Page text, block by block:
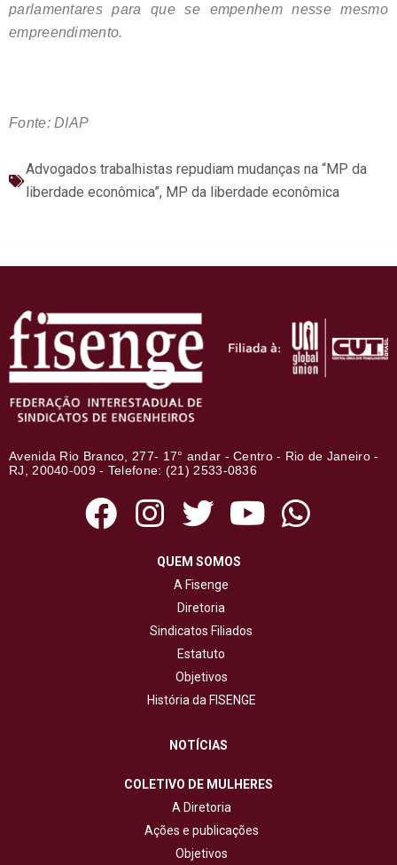
parlamentares para que se empenhem nesse mesmo
empreendimento.
Fonte: DIAP
Advogados trabalhistas repudiam mudanças na “MP da
liberdade econômica”, MP da liberdade econômica
Avenida Rio Branco, 277- 17° andar - Centro - Rio de Janeiro -
RJ, 20040-009 - Telefone: (21) 2533-0836
QUEM SOMOS
A Fisenge
Diretoria
Sindicatos Filiados
Estatuto
Objetivos
História da FISENGE
NOTÍCIAS
COLETIVO DE MULHERES
A Diretoria
Ações e publicações
Objetivos